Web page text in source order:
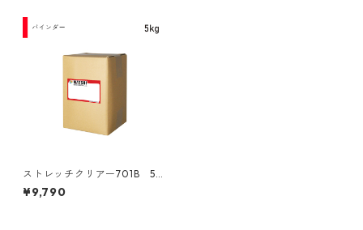
ストレッチクリアー701B 5k
g
¥9,790